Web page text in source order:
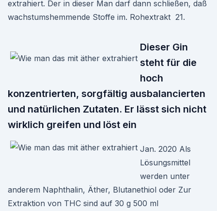
extrahiert. Der in dieser Man darf dann schließen, daß
wachstumshemmende Stoffe im. Rohextrakt 21.
Dieser Gin
steht für die
hoch
konzentrierten, sorgfältig ausbalancierten
und natürlichen Zutaten. Er lässt sich nicht
wirklich greifen und löst ein
Jan. 2020 Als
Lösungsmittel
werden unter
anderem Naphthalin, Äther, Blutanethiol oder Zur
Extraktion von THC sind auf 30 g 500 ml